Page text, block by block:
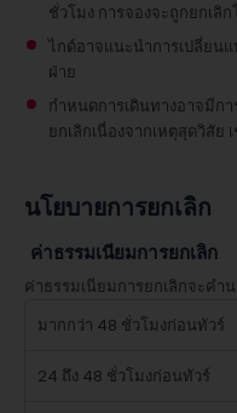
ชั่วโมง การจองจะถูกยกเลิ
ไกด์อาจแนะนำการเปลี่ยน
ฝ่าย
กำหนดการเดินทางอาจมีก
ยกเลิกเนื่องจากเหตุสุดวิสั
นโยบายการยกเลิก
ค่าธรรมเนียมการยกเลิก
ค่าธรรมเนียมการยกเลิกจะคำ
มากกว่า 48 ชั่วโมงก่อนทัวร์
24 ถึง 48 ชั่วโมงก่อนทัวร์